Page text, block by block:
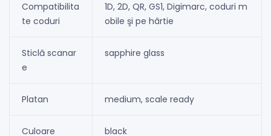
Compatibilita
te coduri
1D, 2D, QR, GS1, Digimarc, coduri m
obile şi pe hârtie
Sticlă scanar
e
sapphire glass
Platan medium, scale ready
Culoare black